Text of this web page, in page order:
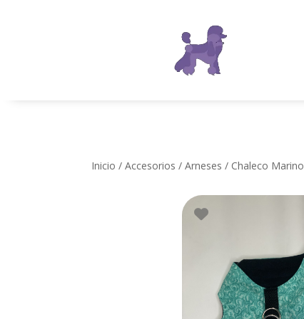
Inicio / Accesorios / Arneses / Chaleco Marino